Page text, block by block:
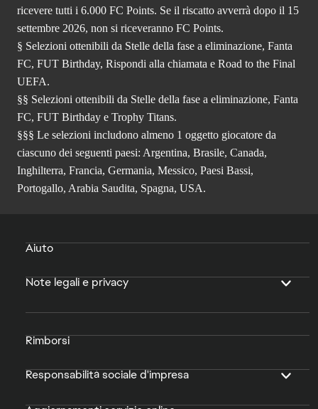
ricevere tutti i 6.000 FC Points. Se il riscatto avverrà dopo il 15
settembre 2026, non si riceveranno FC Points.
§ Selezioni ottenibili da Stelle della fase a eliminazione, Fanta
FC, FUT Birthday, Rispondi alla chiamata e Road to the Final
UEFA.
§§ Selezioni ottenibili da Stelle della fase a eliminazione, Fanta
FC, FUT Birthday e Trophy Titans.
§§§ Le selezioni includono almeno 1 oggetto giocatore da
ciascuno dei seguenti paesi: Argentina, Brasile, Canada,
Inghilterra, Francia, Germania, Messico, Paesi Bassi,
Portogallo, Arabia Saudita, Spagna, USA.
Aiuto
Note legali e privacy
Rimborsi
Responsabilità sociale d'impresa